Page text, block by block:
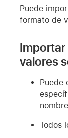
Puede
formato de
valores
Puede
Todos